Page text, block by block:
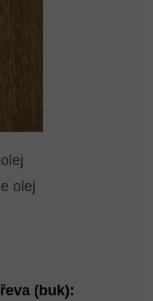
olej
olej
(buk):